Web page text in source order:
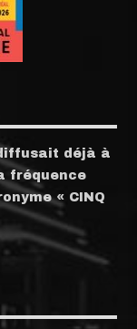
déjà à
fréquence
« CINQ